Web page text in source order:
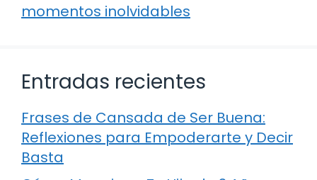
momentos inolvidables
Entradas recientes
Frases de Cansada de Ser Buena:
Reflexiones para Empoderarte y Decir
Basta